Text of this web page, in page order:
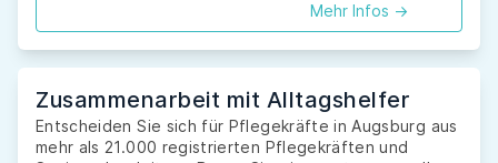
Mehr Infos ->
Zusammenarbeit mit Alltagshelfer
Entscheiden Sie sich für Pflegekräfte in Augsburg aus
mehr als 21.000 registrierten Pflegekräften und